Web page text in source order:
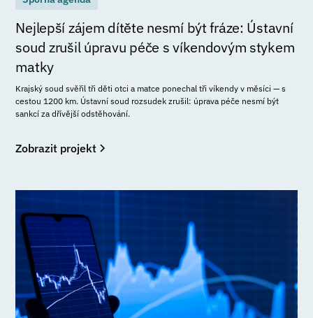
Nejlepší zájem dítěte nesmí být fráze: Ústavní
soud zrušil úpravu péče s víkendovým stykem
matky
Krajský soud svěřil tři děti otci a matce ponechal tři víkendy v měsíci — s
cestou 1200 km. Ústavní soud rozsudek zrušil: úprava péče nesmí být
sankcí za dřívější odstěhování.
Zobrazit projekt